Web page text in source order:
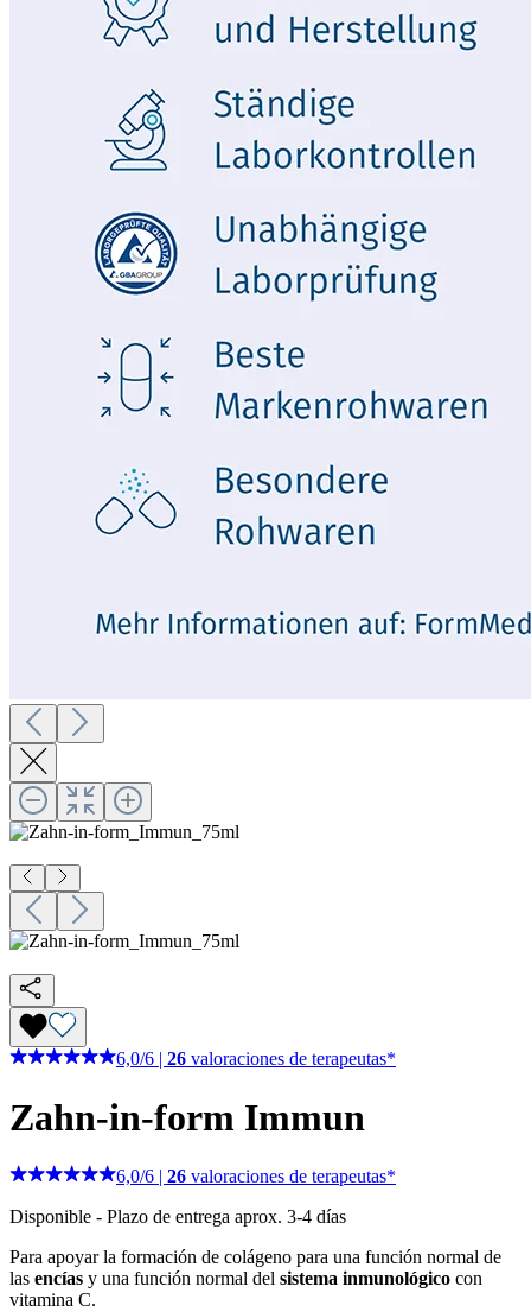
6,0/6 26 valoraciones de terapeutas*
Zahn-in-form Immun
6,0/6 | 26 valoraciones de terapeutas*
Disponible - Plazo de entrega aprox. 3-4 días
Para apoyar la formación de colágeno para una función normal de
las encías y una función normal del sistema inmunológico con
vitamina C.